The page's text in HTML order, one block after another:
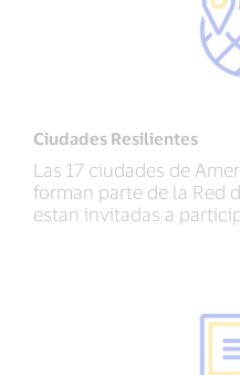
Ciudades Resilientes
Las 17 ciudades de
forman parte de la Red
estan invitadas a